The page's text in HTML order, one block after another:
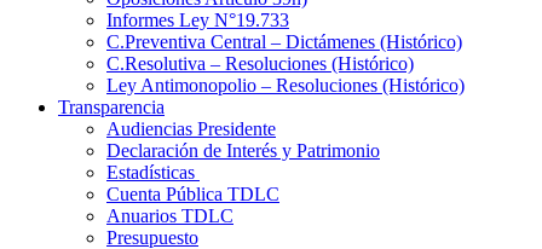
Informes Ley N°19.733
C.Preventiva Central – Dictámenes (Histórico)
C.Resolutiva – Resoluciones (Histórico)
Ley Antimonopolio – Resoluciones (Histórico)
Transparencia
Audiencias Presidente
Declaración de Interés y Patrimonio
Estadísticas
Cuenta Pública TDLC
Anuarios TDLC
Presupuesto